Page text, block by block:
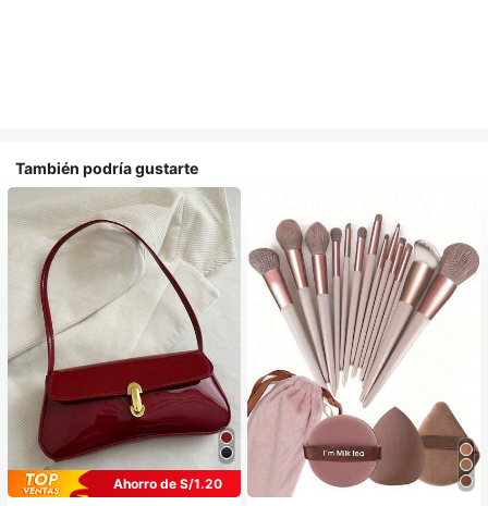
También podría gustarte
Ahorro de S/1.20